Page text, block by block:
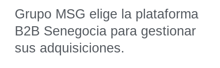
Grupo MSG elige la plataforma
B2B Senegocia para gestionar
sus adquisiciones.